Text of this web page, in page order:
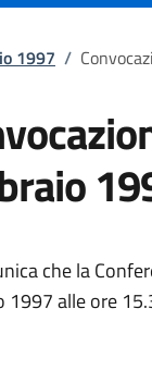
1997 /
che la
1997 alle ore